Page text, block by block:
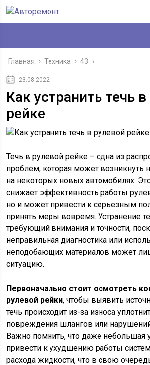
Главная › Техника › 43 ›
23.08.2022
Как устранить течь
рейке
Течь в рулевой рейке – одна из
проблем, которая может возникнуть
на некоторых новых автомобилях.
снижает эффективность работы
но и может привести к серьезным
принять меры вовремя. Устранение
требующий внимания и точности,
неправильная диагностика или
неподобающих материалов может
ситуацию.
Первоначально стоит осмотреть
рулевой рейки, чтобы выявить
течь происходит из-за износа
повреждения шлангов или
Важно помнить, что даже небольшая
привести к ухудшению работы
расхода жидкости, что в свою